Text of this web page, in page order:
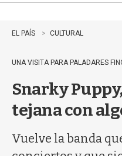
EL PAÍS CULTURAL
UNA VISITA PARA PALADARES
Snarky
tejana con
Vuelve la banda